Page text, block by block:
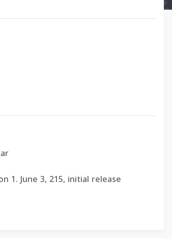
1. June 3, 215, initial release